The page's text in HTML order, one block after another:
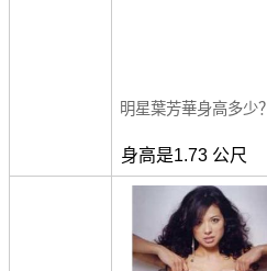
明星葉芳華身高多少？
身高是1.73 公尺